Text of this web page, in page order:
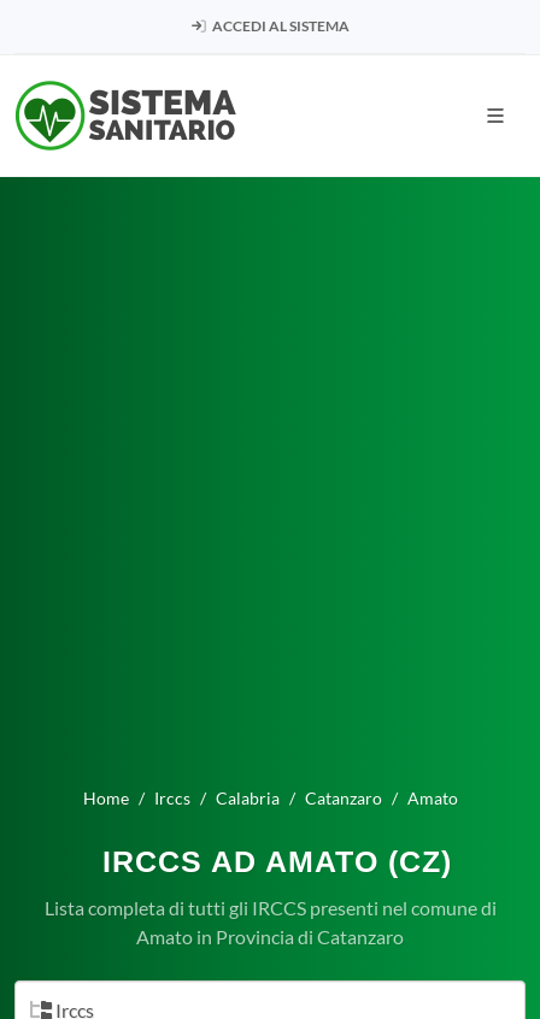
ACCEDI AL SISTEMA
Home Irccs Calabria Catanzaro Amato
IRCCS AD AMATO (CZ)
Lista completa di tutti gli IRCCS presenti nel comune di
Amato in Provincia di Catanzaro
Irccs